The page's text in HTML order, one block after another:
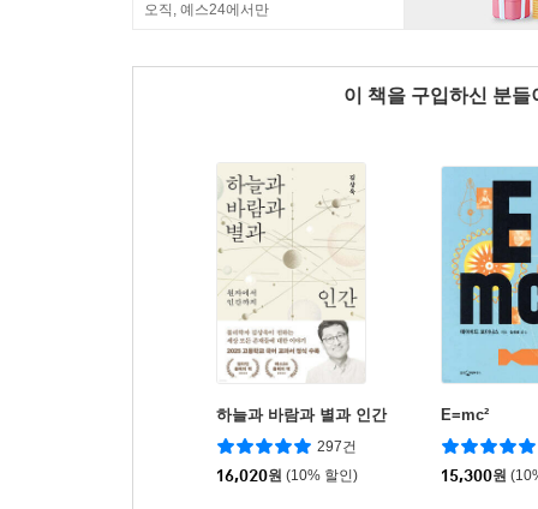
오직, 예스24에서만
이 책을 구입하신 분
하늘과 바람과 별과 인간
297건
16,020원 (10% 할인)
E=mc²
15,300원